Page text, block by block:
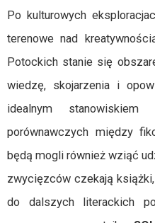
Po kulturowych
terenowe nad
Potockich stanie się
wiedzę, skojarzenia i
idealnym
porównawczych między
będą mogli również wziąć
zwycięzców czekają
do dalszych literackich